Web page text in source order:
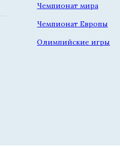
Чемпионат мира
Чемпионат Европы
Олимпийские игры